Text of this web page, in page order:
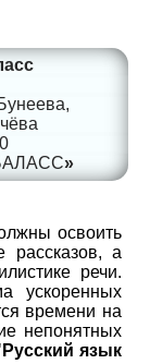
освоить
рассказов, а
речи.
ускоренных
времени на
непонятных
язык